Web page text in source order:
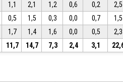
1,1 2,1 1,2 0,6 0,2 2,5
0,5 1,5 0,3 0,0 0,7 1,5
1,7 1,4 1,6 0,0 0,5 2,3
11,7 14,7 7,3 2,4 3,1